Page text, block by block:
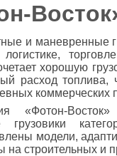
и маневренные
логистике,
хорошую
расход
коммерческих
«Фотон-
грузовики
модели,
на строительных и